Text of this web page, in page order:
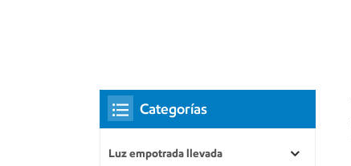
Categorías
Luz empotrada llevada